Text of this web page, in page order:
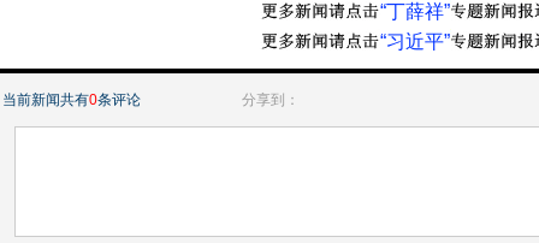
“丁薛祥”
“习近平”
当前新闻共有0条评论 分享到：